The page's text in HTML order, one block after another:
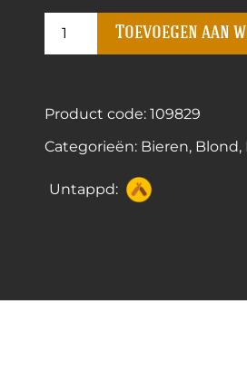
Toevoegen aan
Product code: 109829
Categorieën: Bieren, Blond,
Untappd: